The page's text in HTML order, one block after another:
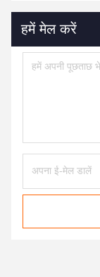
हमें मेल करें